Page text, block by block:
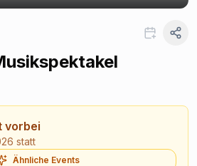
vorbei
statt
Ähnliche Events